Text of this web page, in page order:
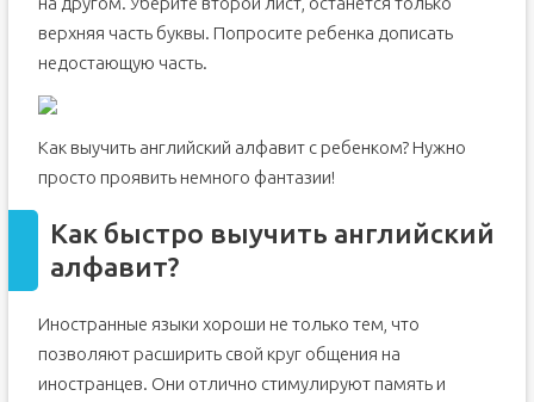
верхняя часть буквы. Попросите ребенка дописать
недостающую часть.
Как выучить английский алфавит с ребенком? Нужно
просто проявить немного фантазии!
Как быстро выучить английский
алфавит?
Иностранные языки хороши не только тем, что
позволяют расширить свой круг общения на
иностранцев. Они отлично стимулируют память и